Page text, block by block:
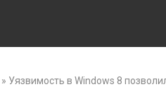
» Уязвимость в Windows 8